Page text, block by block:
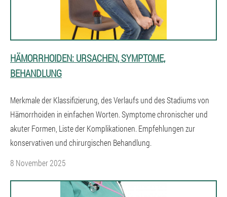
HÄMORRHOIDEN: URSACHEN, SYMPTOME,
BEHANDLUNG
Merkmale der Klassifizierung, des Verlaufs und des Stadiums von
Hämorrhoiden in einfachen Worten. Symptome chronischer und
akuter Formen, Liste der Komplikationen. Empfehlungen zur
konservativen und chirurgischen Behandlung.
8 November 2025